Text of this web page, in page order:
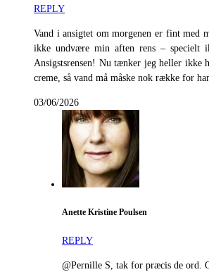
REPLY
Vand i ansigtet om morgenen er fint med
ikke undvære min aften rens – specielt
Ansigstsrensen! Nu tænker jeg heller ikke
creme, så vand må måske nok række for
03/06/2026
Anette Kristine Poulsen
REPLY
@Pernille S, tak for præcis de ord.